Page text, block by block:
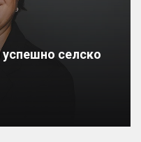
успешно селско